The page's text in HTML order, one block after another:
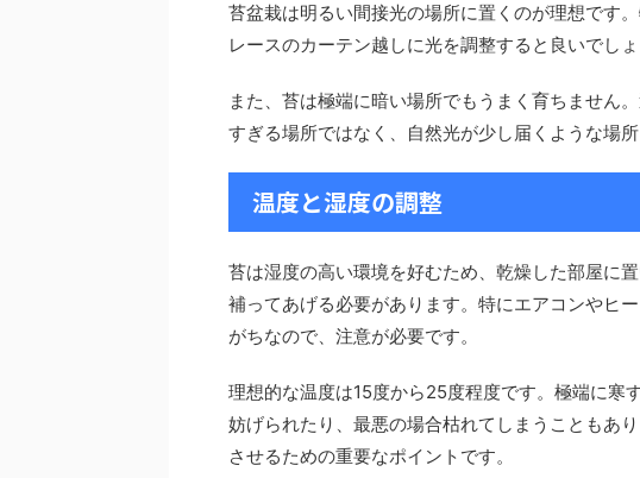
苔盆栽は明るい間接光の場所に置くのが理想です
レースのカーテン越しに光を調整すると良いでしょ
また、苔は極端に暗い場所でもうまく育ちません
すぎる場所ではなく、自然光が少し届くような場所
温度と湿度の調整
苔は湿度の高い環境を好むため、乾燥した部屋に
補ってあげる必要があります。特にエアコンやヒ
がちなので、注意が必要です。
理想的な温度は15度から25度程度です。極端に寒
妨げられたり、最悪の場合枯れてしまうこともあ
させるための重要なポイントです。